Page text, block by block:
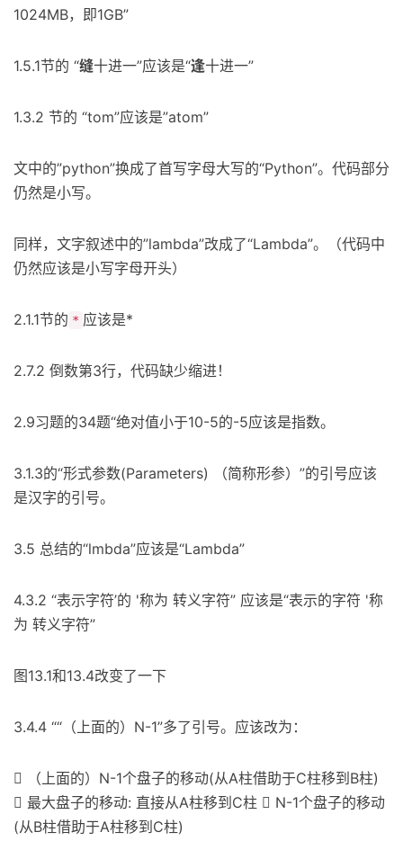
1024MB，即1GB”
1.5.1节的 “缝十进一”应该是“逢十进一”
1.3.2 节的 “tom”应该是”atom”
文中的”python”换成了首写字母大写的“Python”。代码部分
仍然是小写。
同样，文字叙述中的”lambda”改成了“Lambda”。（代码中
仍然应该是小写字母开头）
2.1.1节的 * 应该是*
2.7.2 倒数第3行，代码缺少缩进！
2.9习题的34题“绝对值小于10-5的-5应该是指数。
3.1.3的“形式参数(Parameters) （简称形参）”的引号应该
是汉字的引号。
3.5 总结的“lmbda”应该是“Lambda”
4.3.2 “表示字符’的 '称为 转义字符” 应该是“表示的字符 '称
为 转义字符”
图13.1和13.4改变了一下
3.4.4 ““（上面的）N-1”多了引号。应该改为：
 （上面的）N-1个盘子的移动(从A柱借助于C柱移到B柱)
 最大盘子的移动: 直接从A柱移到C柱  N-1个盘子的移动
(从B柱借助于A柱移到C柱)